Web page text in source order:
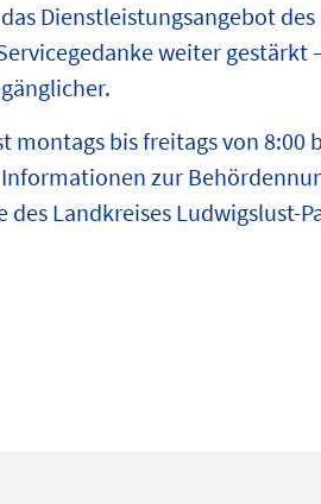
Dienstleistungsangebot
weiter
montags bis freitags von
zur
des Landkreises Ludwigslust-